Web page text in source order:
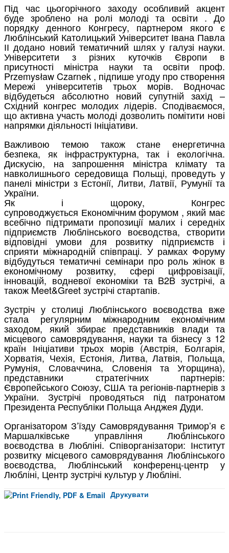
Під час цьогорічного заходу особливий акцент
буде зроблено на ролі молоді та освіти . До
порядку денного Конгресу, партнером якого є
Люблінський Католицький Університет Івана Павла
ІІ додано новий тематичний шлях у галузі науки.
Університети з різних куточків Європи в
присутності міністра науки та освіти проф.
Przemysław Czarnek , підпише угоду про створення
Мережі університетів трьох морів. Водночас
відбудеться абсолютно новий супутній захід –
Східний конгрес молодих лідерів. Сподіваємося,
що активна участь молоді дозволить помітити нові
напрямки діяльності Ініціативи.
Важливою темою також стане енергетична
безпека, як інфраструктурна, так і екологічна.
Дискусію, на запрошення міністра клімату та
навколишнього середовища Польщі, проведуть у
панелі міністри з Естонії, Литви, Латвії, Румунії та
України.
Як і щороку, Конгрес
супроводжується Економічним форумом , який має
всебічно підтримати пропозиції малих і середніх
підприємств Люблінського воєводства, створити
відповідні умови для розвитку підприємств і
сприяти міжнародній співпраці. У рамках Форуму
відбудуться тематичні семінари про роль жінок в
економічному розвитку, сфері цифровізації,
інновацій, водневої економіки та B2B зустрічі, а
також Meet&Greet зустрічі стартапів.
Зустріч у столиці Люблінського воєводства вже
стала регулярним міжнародним економічним
заходом, який збирає представників влади та
місцевого самоврядування, науки та бізнесу з 12
країн Ініціативи трьох морів (Австрія, Болгарія,
Хорватія, Чехія, Естонія, Литва, Латвія, Польща,
Румунія, Словаччина, Словенія та Угорщина),
представники стратегічних партнерів:
Європейського Союзу, США та регіонів-партнерів з
України. Зустрічі проводяться під патронатом
Президента Республіки Польща Анджея Дуди.
Організатором З’їзду Самоврядування Тримор’я є
Маршалківське управління Люблінського
воєводства в Любліні. Співорганізатори: Інститут
розвитку місцевого самоврядування Люблінського
воєводства, Люблінський конференц-центр у
Любліні, Центр зустрічі культур у Любліні.
Друкувати